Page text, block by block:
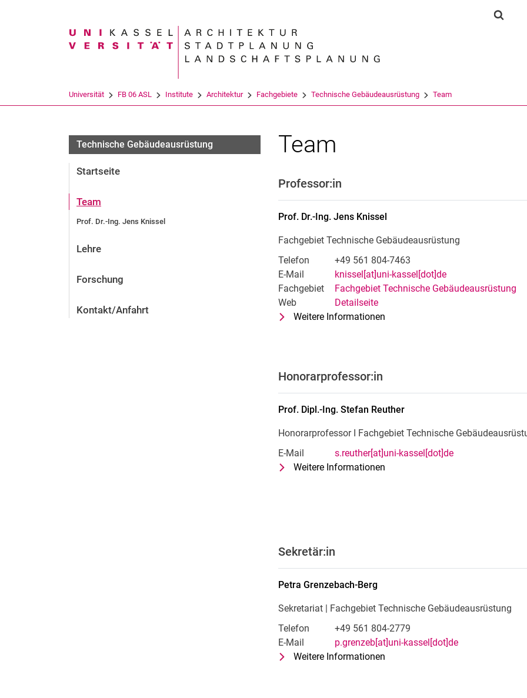
Springe direkt zu: Inhalt
Springe direkt zu: Suche
Springe direkt zu:
Suchbegriff
Universität FB 06 ASL Institute Architektur Fachgebiete Technische Gebäudeausrüstung Team
Technische Gebäudeausrüstung
Startseite
Team
Prof. Dr.-Ing. Jens Knissel
Lehre
Forschung
Kontakt/Anfahrt
Team
Professor:in
Prof. Dr.-Ing.Jens Knissel
Fachgebiet Technische Gebäudeausrüstung
Telefon
+49 561 804-7463
E-Mail
knissel[at]uni-kassel[dot]de
Fachgebiet
Fachgebiet Technische Gebäudeausrüstung
Web
Detailseite
Weitere Informationen
Honorarprofessor:in
Prof. Dipl.-Ing.Stefan Reuther
Honorarprofessor I Fachgebiet Technische
E-Mail
s.reuther[at]uni-kassel[dot]de
Weitere Informationen
Honorarprofessor I Fachgebiet
Sekretär:in
PetraGrenzebach-Berg
Sekretariat | Fachgebiet Technische Gebäudeausrüstung
Telefon
+49 561 804-2779
E-Mail
p.grenzeb[at]uni-kassel[dot]de
Weitere Informationen